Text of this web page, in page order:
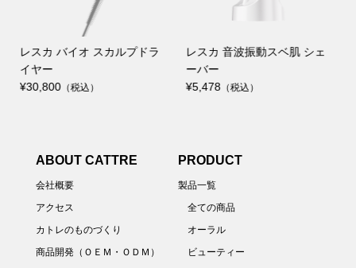
レスカ バイオ スカルプドラ
イヤー
¥30,800（税込）
レスカ 音波振動スベ肌 シェ
ーバー
¥5,478 （税込）
ABOUT CATTRE
会社概要
アクセス
カトレのものづくり
商品開発（ＯＥＭ・ＯＤＭ）
PRODUCT
製品一覧
全ての商品
オーラル
ビューティー